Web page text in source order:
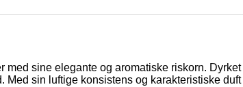
sine elegante og aromatiske riskorn.
sin luftige konsistens og karakteristiske